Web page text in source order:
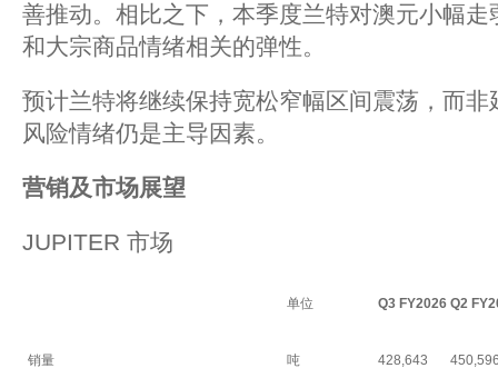
善推动。相比之下，本季度兰特对澳元小幅
和大宗商品情绪相关的弹性。
预计兰特将继续保持宽松窄幅区间震荡，而
风险情绪仍是主导因素。
营销及市场展望
JUPITER 市场
单位 Q3 FY2026 Q2
销量 吨 428,643